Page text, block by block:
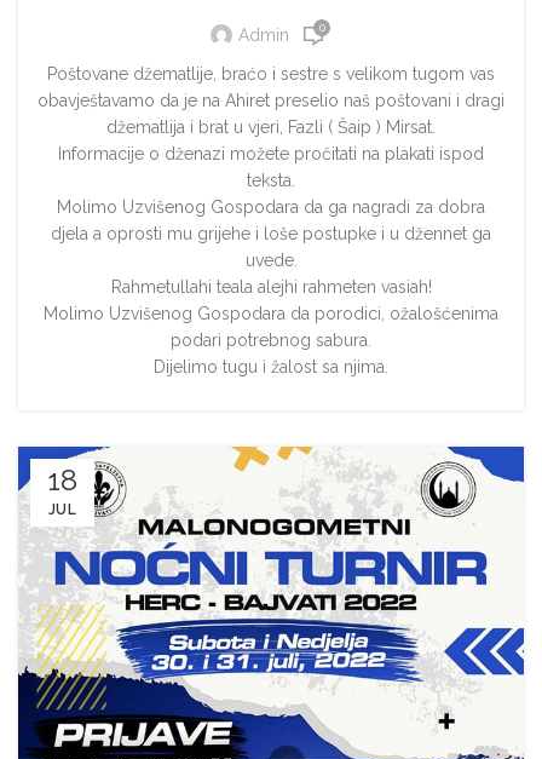
Admin 0
Poštovane džematlije, braćo i sestre s velikom tugom vas
obavještavamo da je na Ahiret preselio naš poštovani i dragi
džematlija i brat u vjeri, Fazli ( Šaip ) Mirsat.
Informacije o dženazi možete pročitati na plakati ispod
teksta.
Molimo Uzvišenog Gospodara da ga nagradi za dobra
djela a oprosti mu grijehe i loše postupke i u džennet ga
uvede.
Rahmetullahi teala alejhi rahmeten vasiah!
Molimo Uzvišenog Gospodara da porodici, ožalošćenima
podari potrebnog sabura.
Dijelimo tugu ì žalost sa njima.
18
JUL